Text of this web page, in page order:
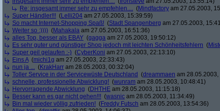
Re: insgesamt immer sehr zu empfehlen.... (Mindfactory am 27.05.2003,
Super Händler!!! (Lelli204 am 27.05.2003, 15:39:59)
So macht Internet-Shopping Spaß! (Stadt Spangenberg am 27.05.2003,
Weiter so :)))) (Mahakala am 27.05.2003, 16:51:36)
alles Top, besser als EBAY (gagga am 27.05.2003, 19:50:12)
Es sehr guter und günstiger Shop jedoch mit leichten Schönheitsfehlern (
Super geil gelaufen :-) (CyberKoni am 27.05.2003, 22:13:10)
Eins A(michi1g am 27.05.2003, 22:33:43)
nun ja ... (KrakHarr am 28.05.2003, 00:32:04)
Toller Service in der Servicewüste Deutschland (dreammaen am
schnelle, professionelle Abwicklung! (wunram am 28.05.2003, 10:48:41)
Hervorragende Abwicklung (DHTHE am 28.05.2003, 11:15:18)
Besser kann es gar nicht gehen!!! (wasnic am 28.05.2003, 11:34:49)
Bin mal wieder völlig zufrieden! (Freddy Futsch am 28.05.2003, 13:54:36)